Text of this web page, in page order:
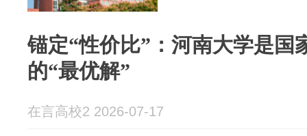
锚定“性价比”：河南大学是国
的“最优解”
在言高校2 2026-07-17